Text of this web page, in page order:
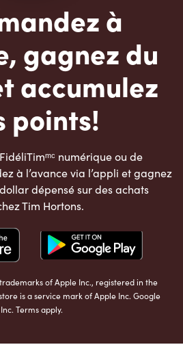
à
gagnez du
accumulez
points!
numérique ou de
à l’avance via l’appli et gagnez
dépensé sur des achats
Tim Hortons.
of Apple Inc., registered in the
is a service mark of Apple Inc. Google
Terms apply.